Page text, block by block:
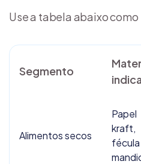
Use a tabela abaixo
Segmento
Alimentos secos
Papel
kraft,